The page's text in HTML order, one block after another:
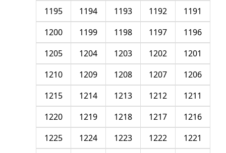
1191
1192
1193
1194
1195
1196
1197
1198
1199
1200
1201
1202
1203
1204
1205
1206
1207
1208
1209
1210
1211
1212
1213
1214
1215
1216
1217
1218
1219
1220
1221
1222
1223
1224
1225